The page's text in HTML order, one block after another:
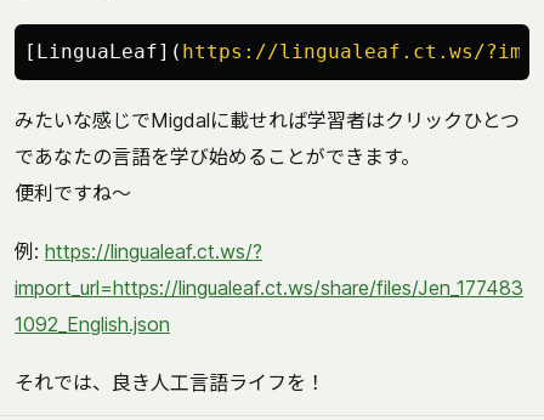
[ LinguaLeaf]( https://lingualeaf.ct.ws/
みたいな感じでMigdalに載せれば学習者はクリックひとつ
であなたの言語を学び始めることができます。
便利ですね〜
例: https://lingualeaf.ct.ws/?
import_url=https://lingualeaf.ct.ws/share/files/Jen_177483
1092_English.json
それでは、良き人工言語ライフを！